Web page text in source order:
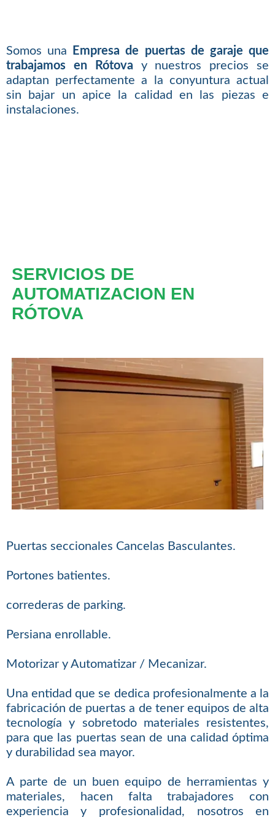
Somos una
Empresa de puertas de garaje que
trabajamos en Rótova y nuestros precios se
adaptan perfectamente a la conyuntura actual
sin bajar un apice la calidad en las piezas e
instalaciones.
SERVICIOS DE
AUTOMATIZACION EN
RÓTOVA
Puertas seccionales Cancelas Basculantes.
Portones batientes.
correderas de parking.
Persiana enrollable.
Motorizar y Automatizar / Mecanizar.
Una entidad que se dedica profesionalmente a la
fabricación de puertas a de tener equipos de alta
tecnología y sobretodo materiales resistentes,
para que las puertas sean de una calidad óptima
y durabilidad sea mayor.
A parte de un buen equipo de herramientas y
materiales, hacen falta trabajadores con
experiencia y profesionalidad, nosotros en